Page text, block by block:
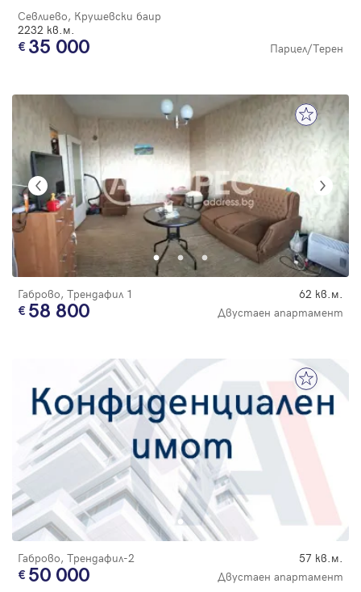
Севлиево, Крушевски баир
2232 кв.м.
35 000 Парцел/Терен
Габрово, Трендафил 1 62 кв.м.
58 800 Двустаен апартамент
Габрово, Трендафил-2 57 кв.м.
50 000 Двустаен апартамент